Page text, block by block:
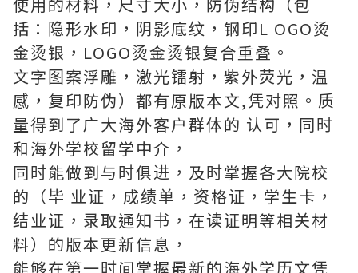
括：隐形水印，阴影底纹，钢印L OGO烫
金烫银，LOGO烫金烫银复合重叠。
文字图案浮雕，激光镭射，紫外荧光，温
感，复印防伪）都有原版本文,凭对照。质
量得到了广大海外客户群体的 认可，同时
和海外学校留学中介，
同时能做到与时俱进，及时掌握各大院校
的（毕 业证，成绩单，资格证，学生卡，
结业证，录取通知书，在读证明等相关材
料）的版本更新信息，
能够在第一时间掌握最新的海外学历文凭